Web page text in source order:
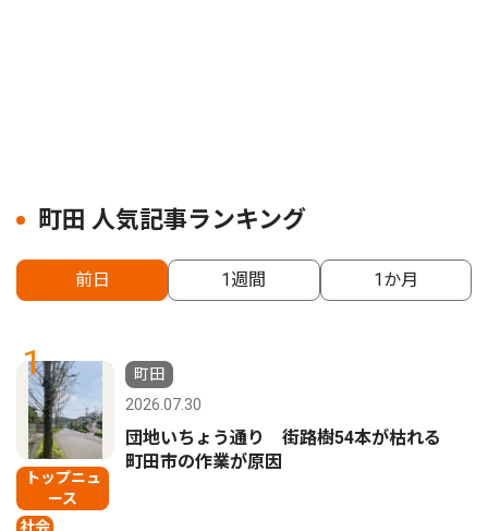
町田 人気記事ランキング
前日 1週間 1か月
1
トップニュ
ース
社会
町田
2026.07.30
団地いちょう通り 街路樹54本が枯れる
町田市の作業が原因